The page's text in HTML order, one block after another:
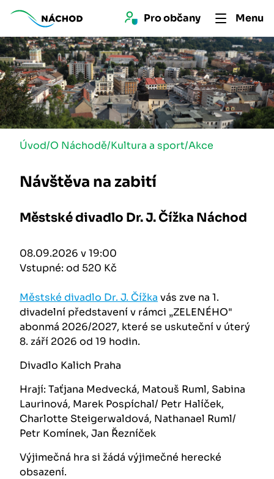
Pro občany Menu
Úvod/O Náchodě/Kultura a sport/Akce
Návštěva na zabití
Městské divadlo Dr. J. Čížka Náchod
08.09.2026 v 19:00
Vstupné: od 520 Kč
Městské divadlo Dr. J. Čížka vás zve na 1.
divadelní představení v rámci „ZELENÉHO"
abonmá 2026/2027, které se uskuteční v úterý
8. září 2026 od 19 hodin.
Divadlo Kalich Praha
Hrají: Taťjana Medvecká, Matouš Ruml, Sabina
Laurinová, Marek Pospíchal/ Petr Halíček,
Charlotte Steigerwaldová, Nathanael Ruml/
Petr Komínek, Jan Řezníček
Výjimečná hra si žádá výjimečné herecké
obsazení.